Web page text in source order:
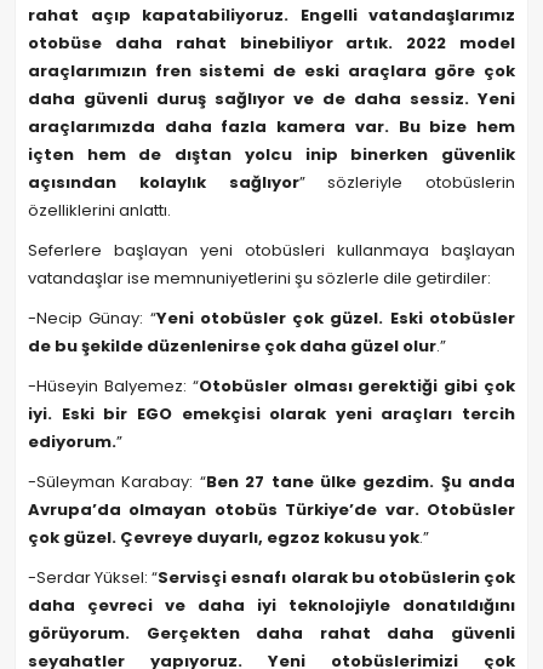
rahat açıp kapatabiliyoruz. Engelli vatandaşlarımız
otobüse daha rahat binebiliyor artık. 2022 model
araçlarımızın fren sistemi de eski araçlara göre çok
daha güvenli duruş sağlıyor ve de daha sessiz. Yeni
araçlarımızda daha fazla kamera var. Bu bize hem
içten hem de dıştan yolcu inip binerken güvenlik
açısından kolaylık sağlıyor” sözleriyle otobüslerin
özelliklerini anlattı.
Seferlere başlayan yeni otobüsleri kullanmaya başlayan
vatandaşlar ise memnuniyetlerini şu sözlerle dile getirdiler:
-Necip Günay: “Yeni otobüsler çok güzel. Eski otobüsler
de bu şekilde düzenlenirse çok daha güzel olur.”
-Hüseyin Balyemez: “Otobüsler olması gerektiği gibi çok
iyi. Eski bir EGO emekçisi olarak yeni araçları tercih
ediyorum.”
-Süleyman Karabay: “Ben 27 tane ülke gezdim. Şu anda
Avrupa’da olmayan otobüs Türkiye’de var. Otobüsler
çok güzel. Çevreye duyarlı, egzoz kokusu yok.”
-Serdar Yüksel: “Servisçi esnafı olarak bu otobüslerin çok
daha çevreci ve daha iyi teknolojiyle donatıldığını
görüyorum. Gerçekten daha rahat daha güvenli
seyahatler yapıyoruz. Yeni otobüslerimizi çok